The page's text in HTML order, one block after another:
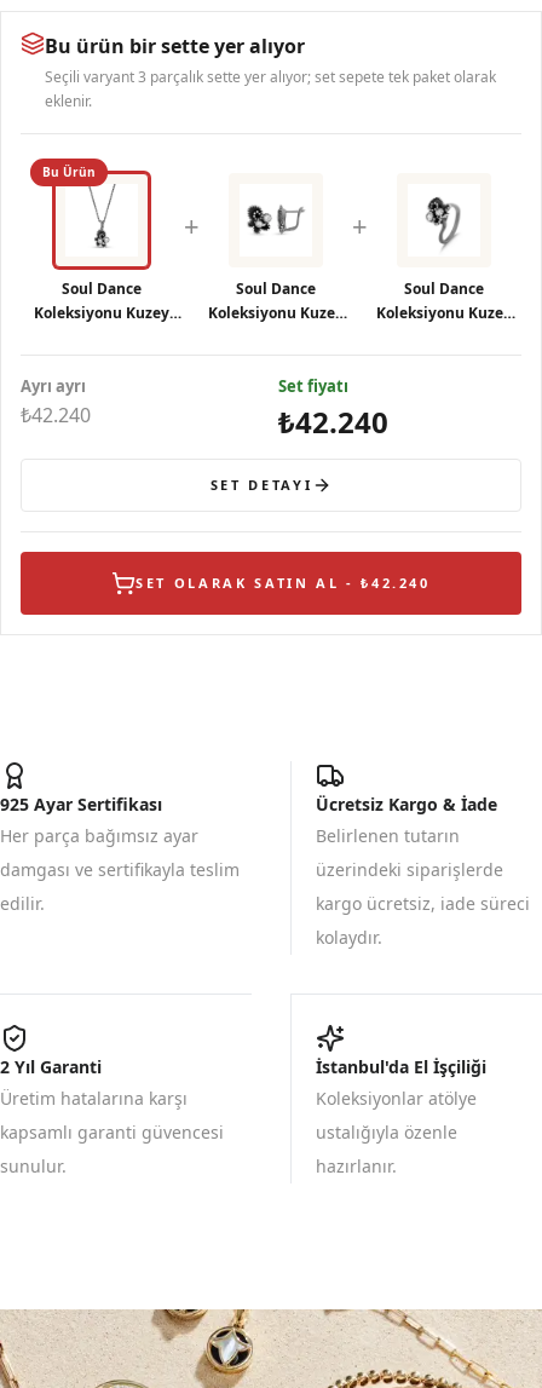
Bu ürün bir sette yer alıyor
Seçili varyant 3 parçalık sette yer alıyor; set sepete tek paket olarak
eklenir.
Bu Ürün
Soul Dance
Koleksiyonu Kuzey
Gümüş Kolye
+
Soul Dance
Koleksiyonu Kuzey
Gümüş Küpe
+
Soul Dance
Koleksiyonu Kuzey
Gümüş Yüzük
Ayrı ayrı
₺42.240
Set fiyatı
₺42.240
SET DETAYI
SET OLARAK SATIN AL - ₺42.240
925 Ayar Sertifikası
Her parça bağımsız ayar
damgası ve sertifikayla teslim
edilir.
Ücretsiz Kargo & İade
Belirlenen tutarın
üzerindeki siparişlerde
kargo ücretsiz, iade süreci
kolaydır.
2 Yıl Garanti
Üretim hatalarına karşı
kapsamlı garanti güvencesi
sunulur.
İstanbul'da El İşçiliği
Koleksiyonlar atölye
ustalığıyla özenle
hazırlanır.